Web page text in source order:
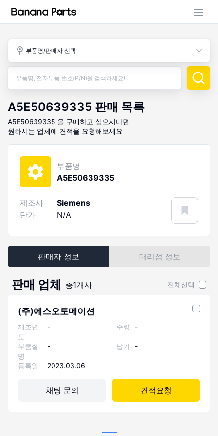
부품명/판매자 선택
A5E50639335 판매 목록
A5E50639335 을 구매하고 싶으시다면
원하시는 업체에 견적을 요청해보세요
부품명
A5E50639335
제조사
Siemens
단가
N/A
판매자 정보 대리점 정보
판매 업체 총1개사 전체선택
(주)에스오토메이션
제조년
도
- 수량 -
부품설
명
- 납기 -
등록일 2023.03.06
채팅 문의 견적요청